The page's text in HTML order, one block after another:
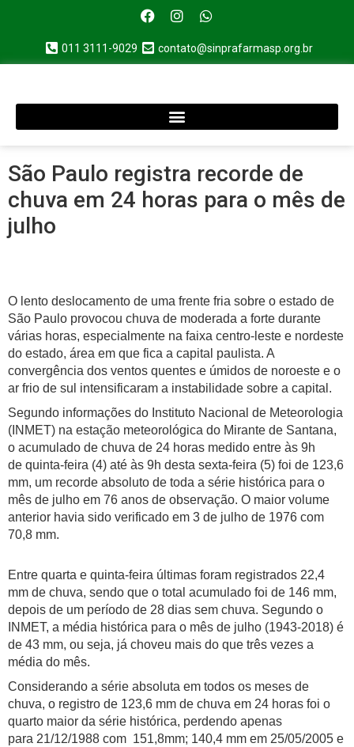
011 3111-9029 contato@sinprafarmasp.org.br
São Paulo registra recorde de
chuva em 24 horas para o mês de
julho
O lento deslocamento de uma frente fria sobre o estado de
São Paulo provocou chuva de moderada a forte durante
várias horas, especialmente na faixa centro-leste e nordeste
do estado, área em que fica a capital paulista. A
convergência dos ventos quentes e úmidos de noroeste e o
ar frio de sul intensificaram a instabilidade sobre a capital.
Segundo informações do Instituto Nacional de Meteorologia
(INMET) na estação meteorológica do Mirante de Santana,
o acumulado de chuva de 24 horas medido entre às 9h
de quinta-feira (4) até às 9h desta sexta-feira (5) foi de 123,6
mm, um recorde absoluto de toda a série histórica para o
mês de julho em 76 anos de observação. O maior volume
anterior havia sido verificado em 3 de julho de 1976 com
70,8 mm.
Entre quarta e quinta-feira últimas foram registrados 22,4
mm de chuva, sendo que o total acumulado foi de 146 mm,
depois de um período de 28 dias sem chuva. Segundo o
INMET, a média histórica para o mês de julho (1943-2018) é
de 43 mm, ou seja, já choveu mais do que três vezes a
média do mês.
Considerando a série absoluta em todos os meses de
chuva, o registro de 123,6 mm de chuva em 24 horas foi o
quarto maior da série histórica, perdendo apenas
para 21/12/1988 com 151,8mm; 140,4 mm em 25/05/2005 e